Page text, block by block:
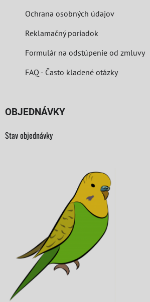
Ochrana osobných údajov
Reklamačný poriadok
Formulár na odstúpenie od zmluvy
FAQ - Často kladené otázky
OBJEDNÁVKY
Stav objednávky